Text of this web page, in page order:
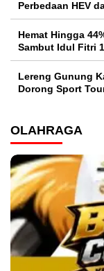
Perbedaan HEV
Hemat Hingga
Sambut Idul Fitri
Lereng Gunung
Dorong Sport
OLAHRAGA